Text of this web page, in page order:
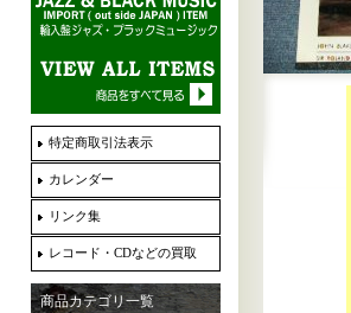
特定商取引法表示
カレンダー
リンク集
レコード・CDなどの買取
商品カテゴリ一覧